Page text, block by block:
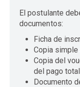
El postulante
documentos:
Ficha de
Copia simple
Copia del
del pago
Documento